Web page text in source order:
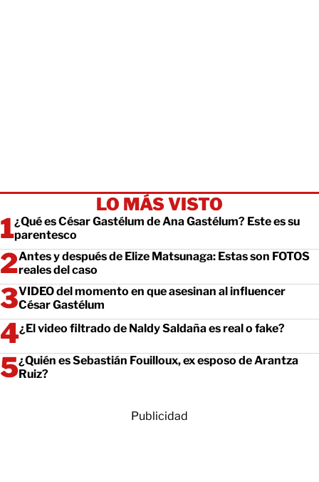
LO MÁS VISTO
¿Qué es César Gastélum de Ana Gastélum? Este es su
parentesco
Antes y después de Elize Matsunaga: Estas son FOTOS
reales del caso
VIDEO del momento en que asesinan al influencer
César Gastélum
¿El video filtrado de Naldy Saldaña es real o fake?
¿Quién es Sebastián Fouilloux, ex esposo de Arantza
Ruiz?
Publicidad